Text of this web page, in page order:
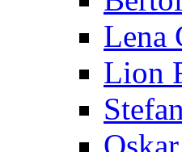
Lena
Lion